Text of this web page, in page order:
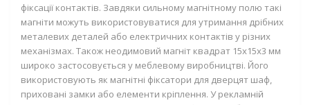
фіксації контактів. Завдяки сильному магнітному полю такі
магніти можуть використовуватися для утримання дрібних
металевих деталей або електричних контактів у різних
механізмах. Також неодимовий магніт квадрат 15х15х3 мм
широко застосовується у меблевому виробництві. Його
використовують як магнітні фіксатори для дверцят шаф,
приховані замки або елементи кріплення. У рекламній